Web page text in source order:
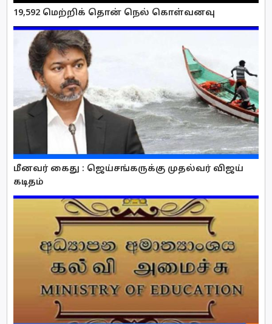
19,592 மெற்றிக் தொன் நெல் கொள்வனவு
மீனவர் கைது : ஜெய்சங்கருக்கு முதல்வர் விஜய்
கடிதம்